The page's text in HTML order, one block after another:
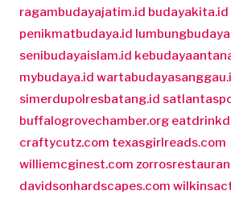
ragambudayajatim.id budayakita.id
penikmatbudaya.id
senibudayaislam.id
mybudaya.id
simerdupolresbatang.id
buffalogrovechamber.org
craftycutz.com texasgirlreads.com
williemcginest.com
davidsonhardscapes.com